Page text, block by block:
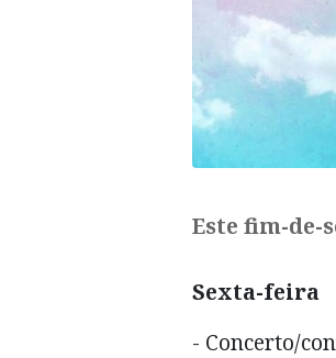
Este fim-de-
Sexta-feira
- Concerto/